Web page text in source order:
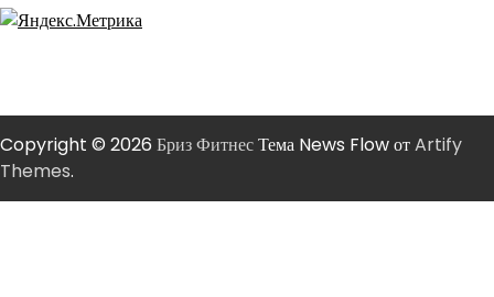
Copyright © 2026 Бриз ФитнесТема News Flow отArtify
Themes.